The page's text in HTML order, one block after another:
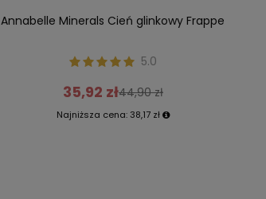
Annabelle Minerals Cień glinkowy Frappe
5.0
35,92 zł44,90 zł
Najniższa cena: 38,17 zł